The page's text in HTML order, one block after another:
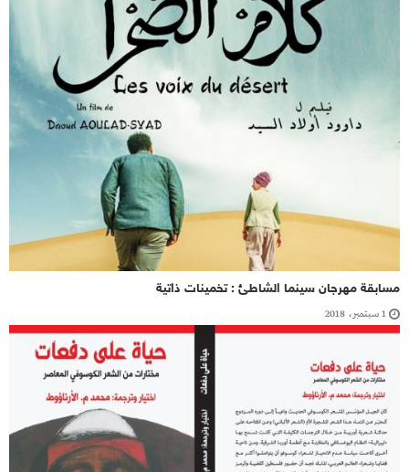
مسابقة مهرجان سينما الشاطئ : تخمينات ذاتية
1 سبتمبر، 2018